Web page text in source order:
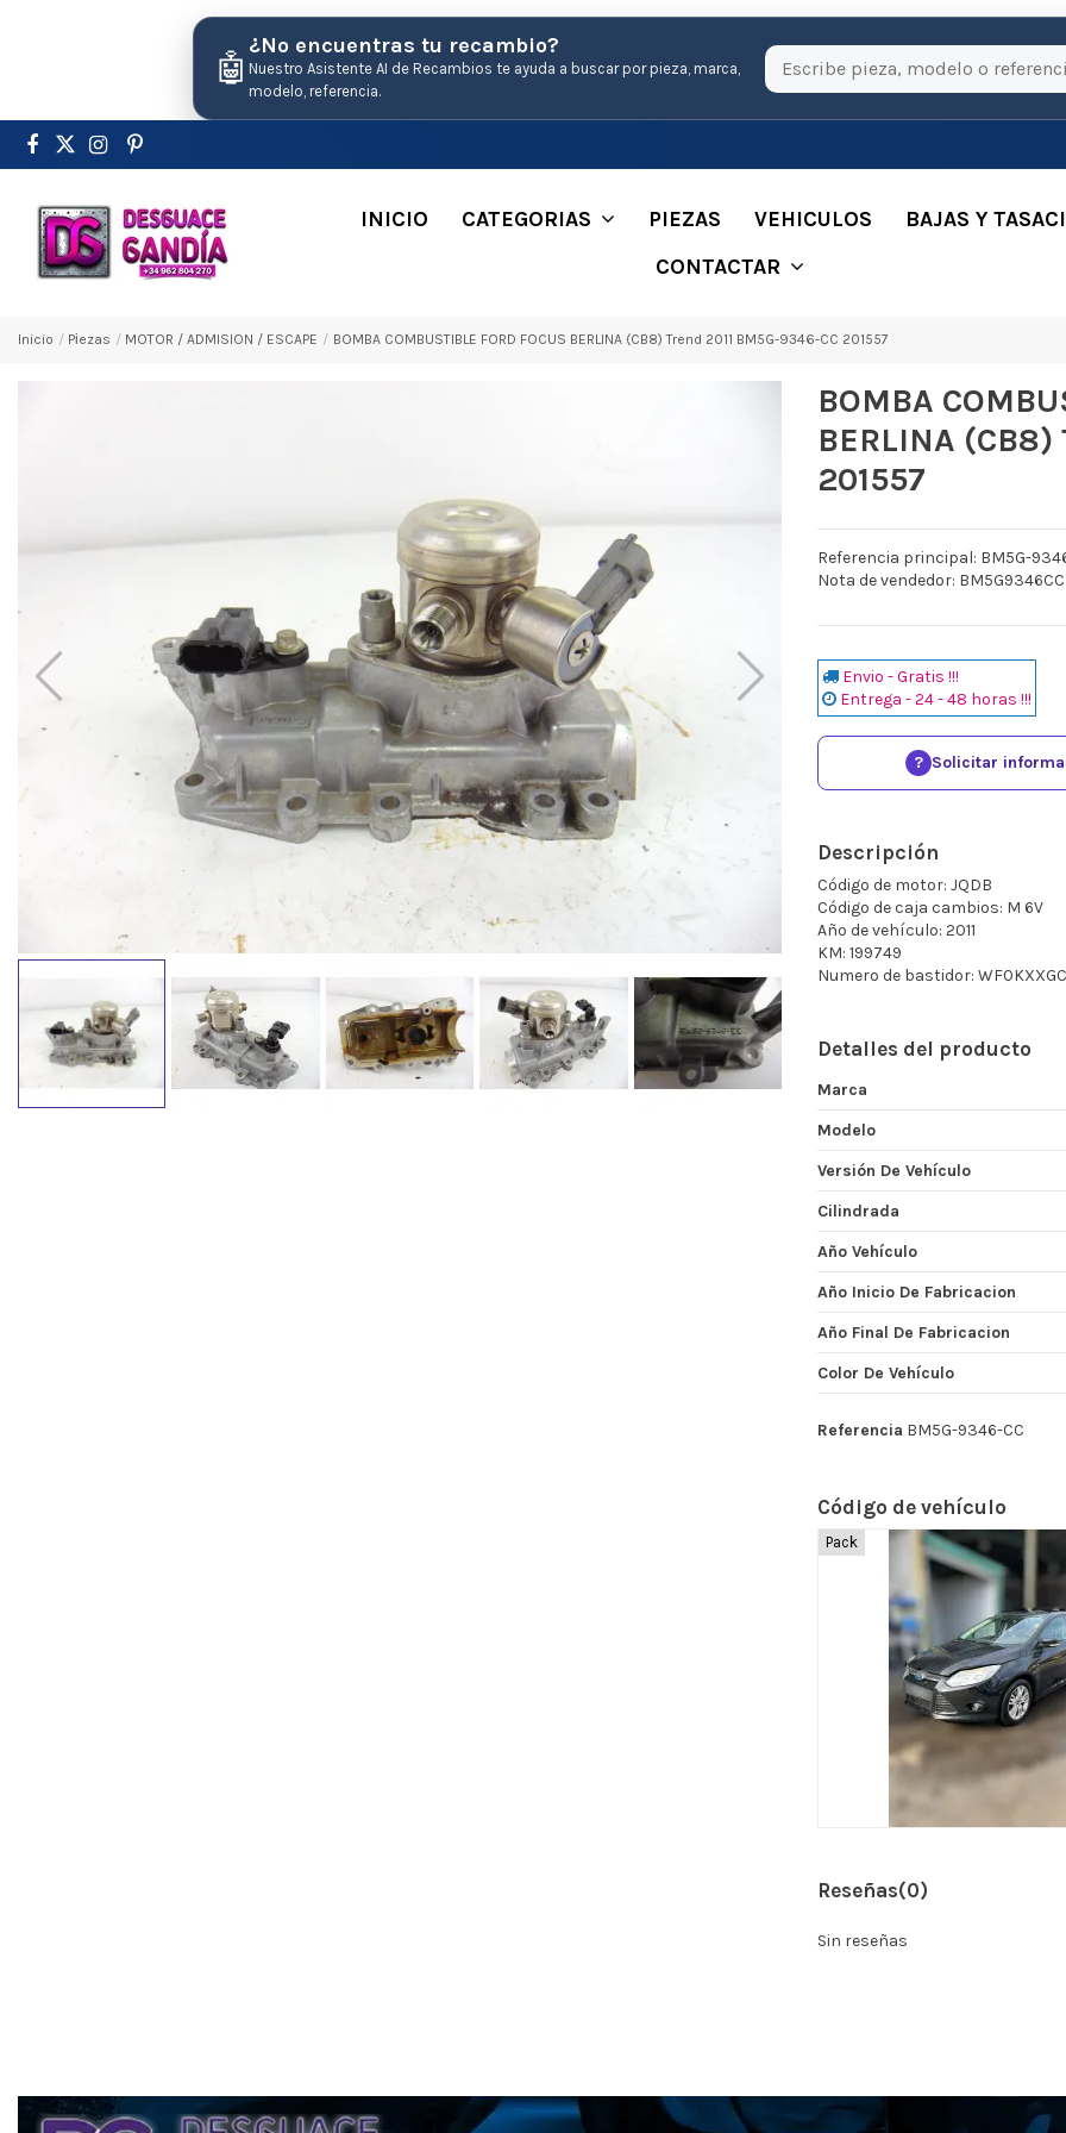
🤖
¿No encuentras tu recambio?
Nuestro Asistente AI de Recambios te ayuda a buscar por pieza, marca,
modelo, referencia.
INICIO CATEGORIAS PIEZAS VEHICULOS
BAJAS Y
CONTACTAR
Inicio Pіezas MOTOR / ADMISION / ESCAPE BOMBA COMBUSTIBLE FORD FOCUS BERLINA (CB8) Trend 2011 BM5G-9346-CC 201557
BOMBA
BERLINA (CB8)
201557
Referencia principal: BM5G-
Nota de vendedor: BM5G9346CC
Envio - Gratis !!!
Entrega - 24 - 48 horas !!!
? Solicitar
Descripción
Código de motor: JQDB
Código de caja cambios: M 6V
Año de vehículo: 2011
KM: 199749
Numero de bastidor:
Detalles del producto
Marca
Modelo
Versión De Vehículo
Cilindrada
Año Vehículo
Año Inicio De Fabricacion
Año Final De Fabricacion
Color De Vehículo
Referencia BM5G-9346-CC
Código de vehículo
Pack
Reseñas(0)
Sin reseñas